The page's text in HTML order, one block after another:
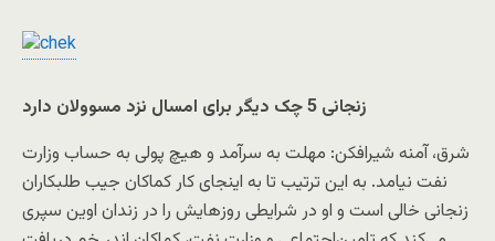
زنجانی 5 چک دیگر برای امسال نزد مسوولان دارد
شرق، آمنه شیرافکن: مهلت به سرآمد و هیچ پولی به حساب وزارت
نفت نیامد. به این ترتیب تا به اینجای کار کماکان جیب طلبکاران
زنجانی خالی است و او در شرایطی روزهایش را در زندان اوین سپری